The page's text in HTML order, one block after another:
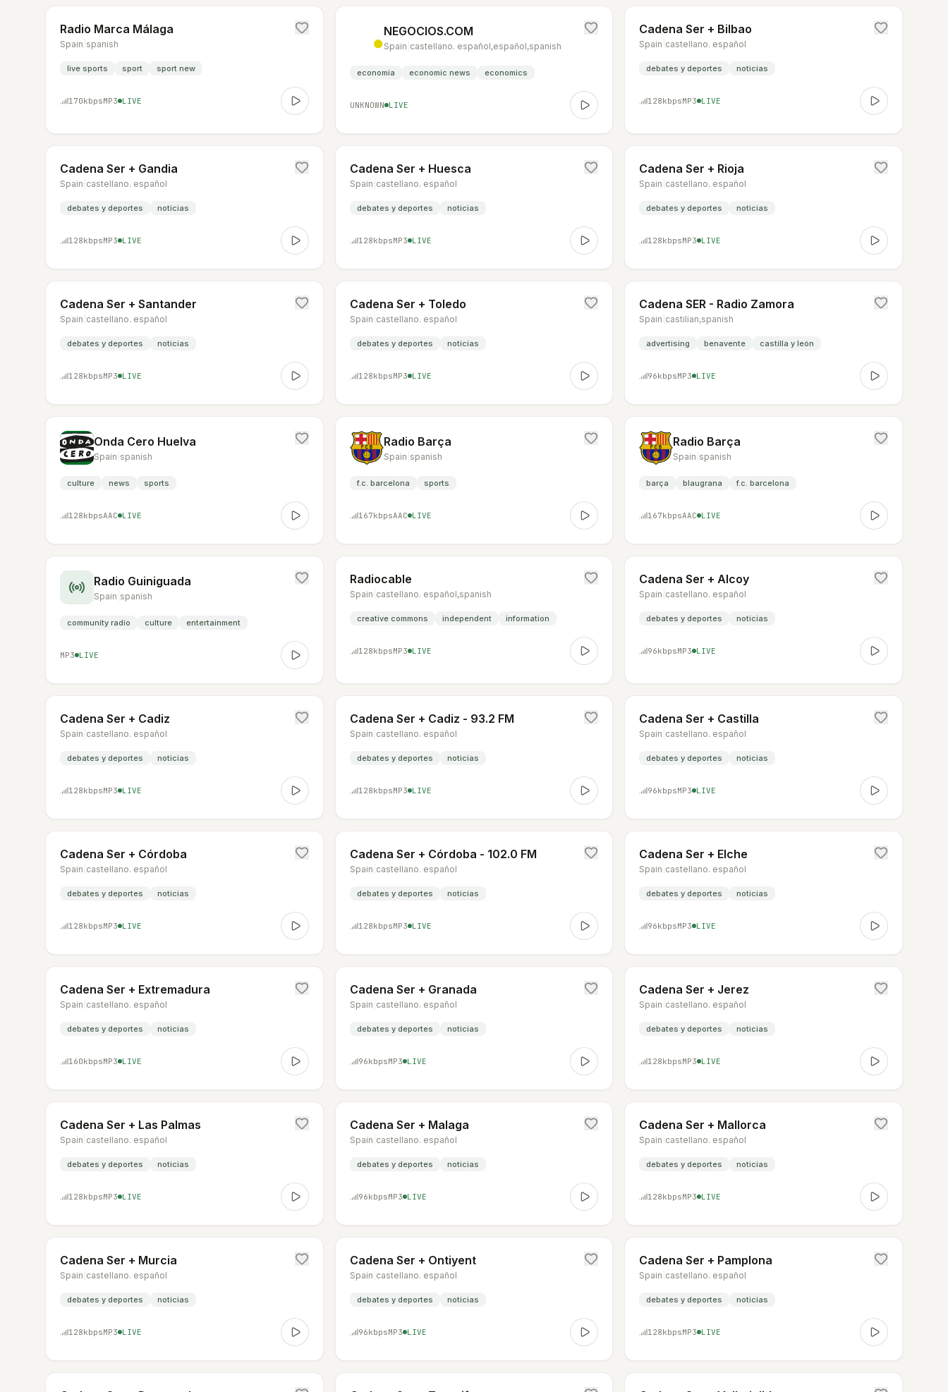
Radio Marca Málaga
Spain spanish
live sports sport sport new
170kbpsMP3 LIVE
NEGOCIOS.COM
Spain castellano. español,espaňol,spanish
economia economic news economics
UNKNOWN LIVE
Cadena Ser + Bilbao
Spain castellano. español
debates y deportes noticias
128kbpsMP3 LIVE
Cadena Ser + Gandia
Spain castellano. español
debates y deportes noticias
128kbpsMP3 LIVE
Cadena Ser + Huesca
Spain castellano. español
debates y deportes noticias
128kbpsMP3 LIVE
Cadena Ser + Rioja
Spain castellano. español
debates y deportes noticias
128kbpsMP3 LIVE
Cadena Ser + Santander
Spain castellano. español
debates y deportes noticias
128kbpsMP3 LIVE
Cadena Ser + Toledo
Spain castellano. español
debates y deportes noticias
128kbpsMP3 LIVE
Cadena SER - Radio Zamora
Spain castilian,spanish
advertising benavente castilla y león
96kbpsMP3 LIVE
Onda Cero Huelva
Spain spanish
culture news sports
128kbpsAAC LIVE
Radio Barça
Spain spanish
f.c. barcelona sports
167kbpsAAC LIVE
Radio Barça
Spain spanish
barça blaugrana f.c. barcelona
167kbpsAAC LIVE
Radio Guiniguada
Spain spanish
community radio culture entertainment
MP3 LIVE
Radiocable
Spain castellano. español,spanish
creative commons independent information
128kbpsMP3 LIVE
Cadena Ser + Alcoy
Spain castellano. español
debates y deportes noticias
96kbpsMP3 LIVE
Cadena Ser + Cadiz
Spain castellano. español
debates y deportes noticias
128kbpsMP3 LIVE
Cadena Ser + Cadiz - 93.2 FM
Spain castellano. español
debates y deportes noticias
128kbpsMP3 LIVE
Cadena Ser + Castilla
Spain castellano. español
debates y deportes noticias
96kbpsMP3 LIVE
Cadena Ser + Córdoba
Spain castellano. español
debates y deportes noticias
128kbpsMP3 LIVE
Cadena Ser + Córdoba - 102.0 FM
Spain castellano. español
debates y deportes noticias
128kbpsMP3 LIVE
Cadena Ser + Elche
Spain castellano. español
debates y deportes noticias
96kbpsMP3 LIVE
Cadena Ser + Extremadura
Spain castellano. español
debates y deportes noticias
160kbpsMP3 LIVE
Cadena Ser + Granada
Spain castellano. español
debates y deportes noticias
96kbpsMP3 LIVE
Cadena Ser + Jerez
Spain castellano. español
debates y deportes noticias
128kbpsMP3 LIVE
Cadena Ser + Las Palmas
Spain castellano. español
debates y deportes noticias
128kbpsMP3 LIVE
Cadena Ser + Malaga
Spain castellano. español
debates y deportes noticias
96kbpsMP3 LIVE
Cadena Ser + Mallorca
Spain castellano. español
debates y deportes noticias
128kbpsMP3 LIVE
Cadena Ser + Murcia
Spain castellano. español
debates y deportes noticias
128kbpsMP3 LIVE
Cadena Ser + Ontiyent
Spain castellano. español
debates y deportes noticias
96kbpsMP3 LIVE
Cadena Ser + Pamplona
Spain castellano. español
debates y deportes noticias
128kbpsMP3 LIVE